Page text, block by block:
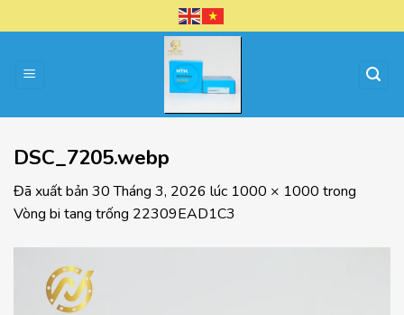
đến
dung
DSC_7205.webp
Đã xuất bản 30 Tháng 3, 2026 lúc 1000 × 1000 trong
Vòng bi tang trống 22309EAD1C3